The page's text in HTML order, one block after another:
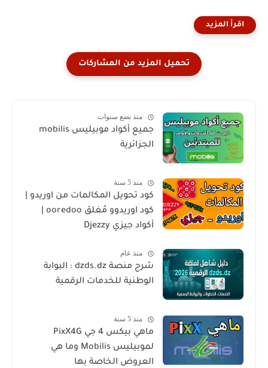
منذ بضع سنوات
جميع أكواد موبيليس mobilis
الجزائرية
منذ 5 سنة
كود تحويل المكالمات من اوريدو |
أكواد جيزي Djezzy
منذ عام
شرح منصة dzds.dz : البوابة
الوطنية للخدمات الرقمية
منذ 5 سنة
ماهي بيكس 4 جي PixX4G
لموبيليس Mobilis وما هي
العروض الخاصة بها